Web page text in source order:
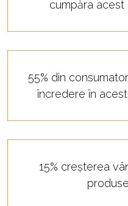
cumpăra acest
55% din
încredere în
15% creșterea